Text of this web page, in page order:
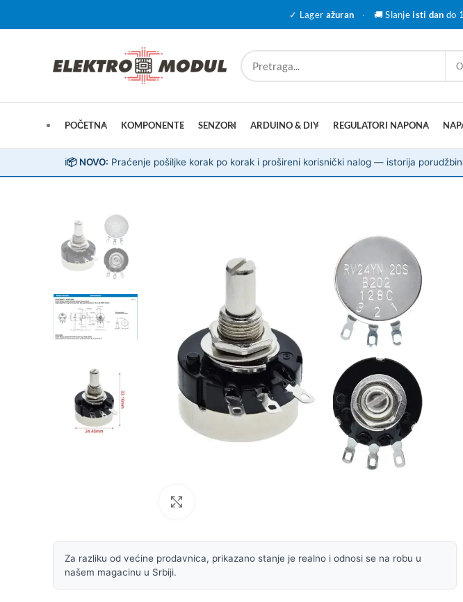
✓ Lager ažuran · 🚚 Slanjeisti dan do
POČETNA KOMPONENTE SENZORI ARDUINO & DIY REGULATORI NAPONA
ℹ️📦 NOVO: Praćenje pošiljke korak po korak i prošireni korisnički nalog — istorija
Za razliku od većine prodavnica, prikazano stanje je realno i odnosi se na robu u
našem magacinu u Srbiji.